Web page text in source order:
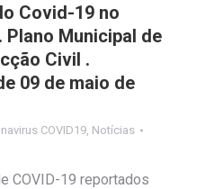
Covid-19 no
Plano Municipal de
Civil .
09 de maio de
COVID19 Notícias
COVID-19 reportados